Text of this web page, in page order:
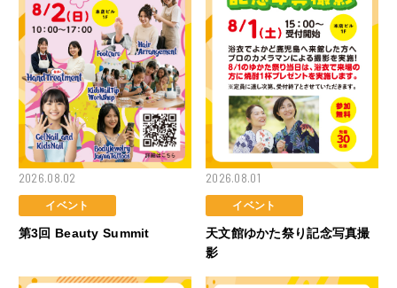
2026.08.02
イベント
第3回 Beauty Summit
2026.08.01
イベント
天文館ゆかた祭り記念写真撮
影